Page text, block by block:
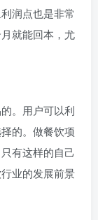
润点也是非常
就能回本，尤
。用户可以利
的。做餐饮项
有这样的自己
业的发展前景